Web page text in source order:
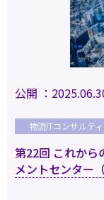
公開 ：
物流ITコンサルテ
第22回 これから
メントセンター（